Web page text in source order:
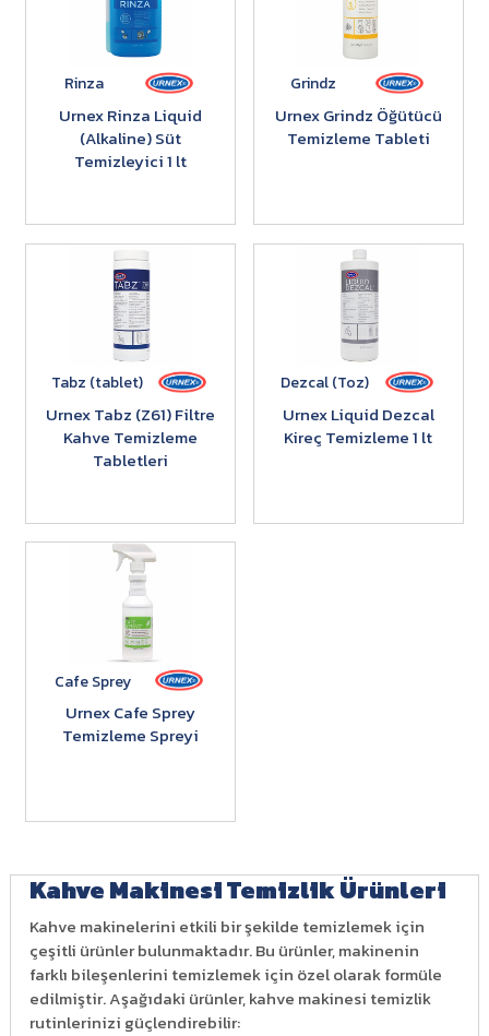
Rinza
Urnex Rinza Liquid
(Alkaline) Süt
Temizleyici 1 lt
Grindz
Urnex Grindz Öğütücü
Temizleme Tableti
Tabz (tablet)
Urnex Tabz (Z61) Filtre
Kahve Temizleme
Tabletleri
Dezcal (Toz)
Urnex Liquid Dezcal
Kireç Temizleme 1 lt
Cafe Sprey
Urnex Cafe Sprey
Temizleme Spreyi
Kahve Makinesi Temizlik Ürünleri
Kahve makinelerini etkili bir şekilde temizlemek için
çeşitli ürünler bulunmaktadır. Bu ürünler, makinenin
farklı bileşenlerini temizlemek için özel olarak formüle
edilmiştir. Aşağıdaki ürünler, kahve makinesi temizlik
rutinlerinizi güçlendirebilir: